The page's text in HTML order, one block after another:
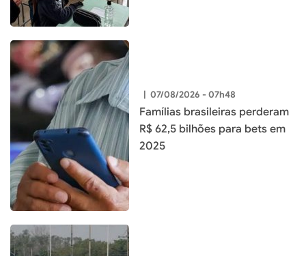
| 07/08/2026 - 07h48
Famílias brasileiras perderam
R$ 62,5 bilhões para bets em
2025